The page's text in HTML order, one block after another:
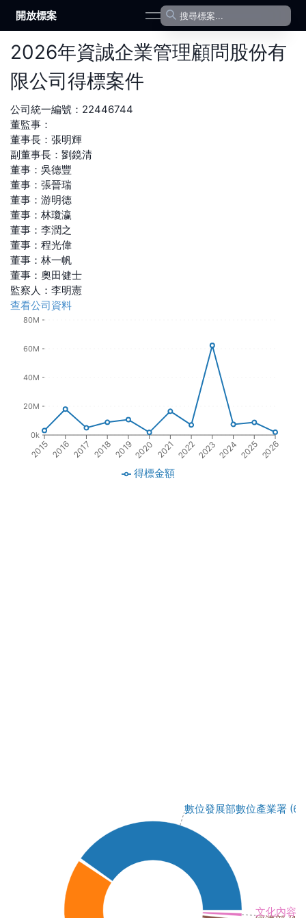
開放標案 open navigation menu
2026年資誠企業管理顧問股份有
限公司得標案件
公司統一編號： 22446744
董監事：
董事長 ： 張明輝
副董事長 ： 劉鏡清
董事 ： 吳德豐
董事 ： 張晉瑞
董事 ： 游明德
董事 ： 林瓊瀛
董事 ： 李潤之
董事 ： 程光偉
董事 ： 林一帆
董事 ： 奧田健士
監察人 ： 李明憲
查看公司資料
2015 2016 2017 2018 20192020 2021 202220232024 2025 2026
0k
20M
40M
60M
80M
得標金額
數位發展部數位產業署
文化內容